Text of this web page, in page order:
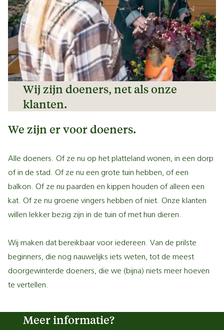
Wij zijn doeners, net als onze
klanten.
We zijn er voor doeners.
Alle doeners. Of ze nu op het platteland wonen, in een dorp
of in de stad. Of ze nu een grote tuin hebben, of een
balkon. Of ze nu paarden en kippen houden of alleen een
kat. Of ze nu groene vingers hebben of niet. Onze klanten
willen lekker bezig zijn in de tuin of met hun dieren.
Wij maken dat bereikbaar voor iedereen. Van de prilste
beginners, die nog nauwelijks iets weten, tot de meest
doorgewinterde doeners, die we (bijna) niets meer hoeven
te vertellen.
Meer informatie?